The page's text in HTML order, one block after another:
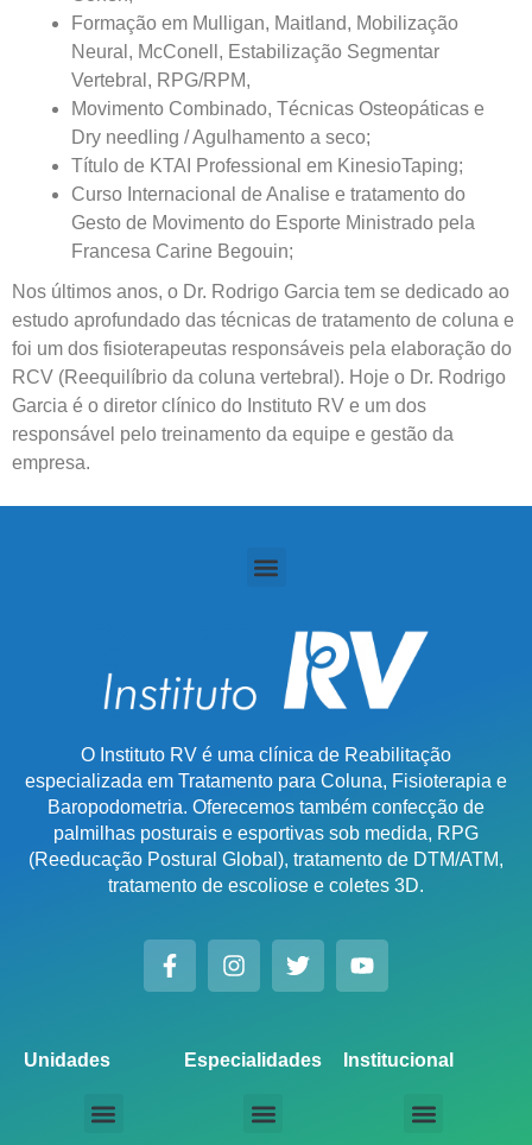
Formação em Mulligan, Maitland, Mobilização
Neural, McConell, Estabilização Segmentar
Vertebral, RPG/RPM,
Movimento Combinado, Técnicas Osteopáticas e
Dry needling / Agulhamento a seco;
Título de KTAI Professional em KinesioTaping;
Curso Internacional de Analise e tratamento do
Gesto de Movimento do Esporte Ministrado pela
Francesa Carine Begouin;
Nos últimos anos, o Dr. Rodrigo Garcia tem se dedicado ao
estudo aprofundado das técnicas de tratamento de coluna e
foi um dos fisioterapeutas responsáveis pela elaboração do
RCV (Reequilíbrio da coluna vertebral). Hoje o Dr. Rodrigo
Garcia é o diretor clínico do Instituto RV e um dos
responsável pelo treinamento da equipe e gestão da
empresa.
O Instituto RV é uma clínica de Reabilitação
especializada em Tratamento para Coluna, Fisioterapia e
Baropodometria. Oferecemos também confecção de
palmilhas posturais e esportivas sob medida, RPG
(Reeducação Postural Global), tratamento de DTM/ATM,
tratamento de escoliose e coletes 3D.
Unidades Especialidades Institucional
Demais Localidades:
0800 494 8888